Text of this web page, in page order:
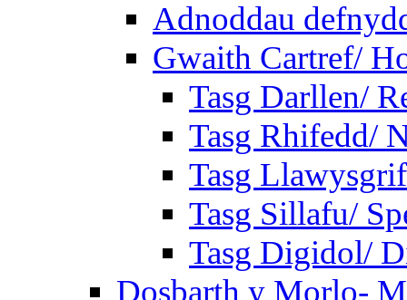
Adnoddau
Gwaith Cartref/
Tasg Darllen/
Tasg Rhifedd/
Tasg
Tasg Sillafu/
Tasg Digidol/
Dosbarth y Morlo-